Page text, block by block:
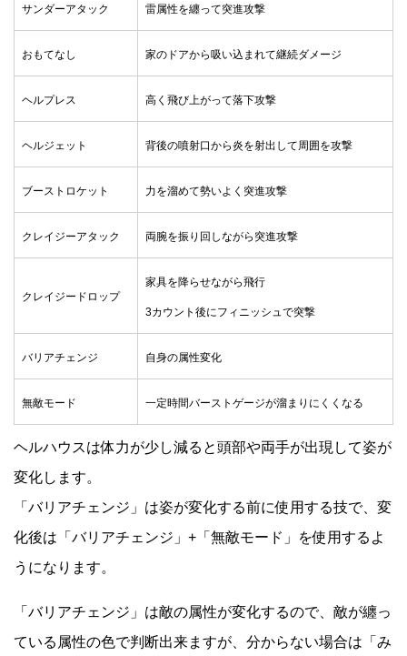
サンダーアタック 雷属性を纏って突進攻撃
おもてなし 家のドアから吸い込まれて継続ダメージ
ヘルプレス 高く飛び上がって落下攻撃
ヘルジェット 背後の噴射口から炎を射出して周囲を攻撃
ブーストロケット 力を溜めて勢いよく突進攻撃
クレイジーアタック 両腕を振り回しながら突進攻撃
クレイジードロップ
家具を降らせながら飛行
3カウント後にフィニッシュで突撃
バリアチェンジ 自身の属性変化
無敵モード 一定時間バーストゲージが溜まりにくくなる
ヘルハウスは体力が少し減ると頭部や両手が出現して姿が
変化します。
「バリアチェンジ」は姿が変化する前に使用する技で、変
化後は「バリアチェンジ」+「無敵モード」を使用するよ
うになります。
「バリアチェンジ」は敵の属性が変化するので、敵が纏っ
ている属性の色で判断出来ますが、分からない場合は「み